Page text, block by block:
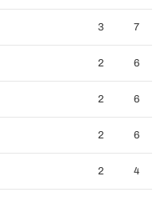
3 7
2 6
2 6
2 6
2 4